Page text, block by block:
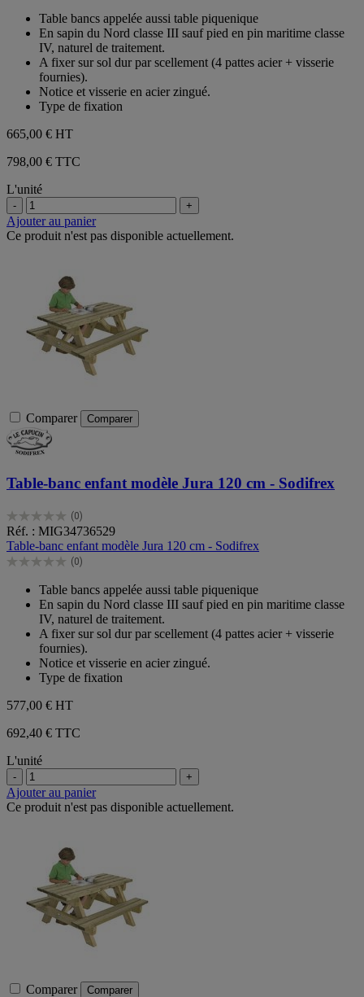
étoiles.
Table bancs appelée aussi table piquenique
En sapin du Nord classe III sauf pied en pin maritime classe
IV, naturel de traitement.
A fixer sur sol dur par scellement (4 pattes acier + visserie
fournies).
Notice et visserie en acier zingué.
Type de fixation
665,00 € HT
798,00 € TTC
L'unité
- +
Ajouter au panier
Ce produit n'est pas disponible actuellement.
Comparer Comparer
Table-banc enfant modèle Jura 120 cm - Sodifrex
(0)
0.0
sur
5
étoiles.
Réf. : MIG34736529
Table-banc enfant modèle Jura 120 cm - Sodifrex
(0)
0.0
étoiles.
Table bancs appelée aussi table piquenique
En sapin du Nord classe III sauf pied en pin maritime classe
IV, naturel de traitement.
A fixer sur sol dur par scellement (4 pattes acier + visserie
fournies).
Notice et visserie en acier zingué.
Type de fixation
577,00 € HT
692,40 € TTC
L'unité
- +
Ajouter au panier
Ce produit n'est pas disponible actuellement.
Comparer Comparer